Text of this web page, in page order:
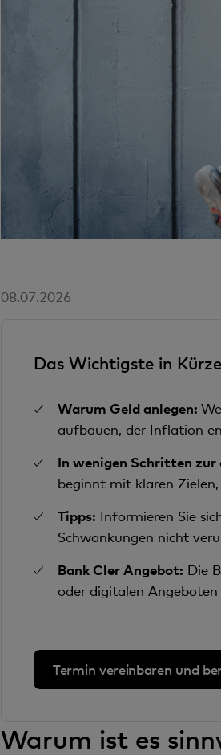
08.07.2026
Das Wichtigste in Kürze
Warum Geld anlegen:
aufbauen, der Inflation
In wenigen Schritten zur
beginnt mit klaren
Tipps: Informieren Sie
Schwankungen nicht
Bank Cler Angebot: Die
oder digitalen
Termin vereinbaren und
Warum ist es